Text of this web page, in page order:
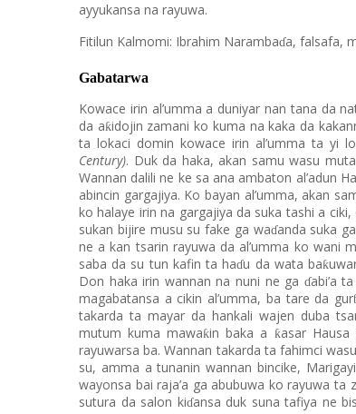
ayyukansa na rayuwa.
Fitilun Kalmomi: Ibrahim Narambaɗa, falsafa,
Gabatarwa
Kowace irin al’umma a duniyar nan tana da
da aƙidojin zamani ko kuma na kaka da
ta lokaci domin kowace irin al’umma ta yi
Century). Duk da haka, akan samu wasu
Wannan dalili ne ke sa ana ambaton al’adun
abincin gargajiya. Ko bayan al’umma, akan
ko halaye irin na gargajiya da suka tashi a
sukan bijire musu su fake ga waɗanda suka
ne a kan tsarin rayuwa da al’umma ko wani
saba da su tun kafin ta haɗu da wata baƙ
Don haka irin wannan na nuni ne ga ɗabi’a
magabatansa a cikin al’umma, ba tare da gur
takarda ta mayar da hankali wajen duba
mutum kuma mawaƙin baka a ƙasar
rayuwarsa ba. Wannan takarda ta fahimci
su, amma a tunanin wannan bincike,
wayonsa bai raja’a ga abubuwa ko rayuwa
sutura da salon kiɗansa duk suna tafiya ne